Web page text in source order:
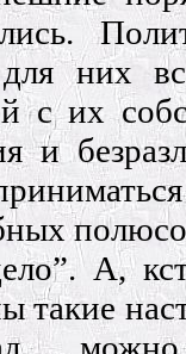
для них
с их
и
А,
такие